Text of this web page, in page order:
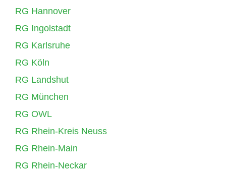
RG Hannover
RG Ingolstadt
RG Karlsruhe
RG Köln
RG Landshut
RG München
RG OWL
RG Rhein-Kreis Neuss
RG Rhein-Main
RG Rhein-Neckar